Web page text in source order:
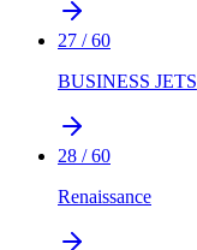
27 /60
BUSINESS JETS
28 /60
Renaissance